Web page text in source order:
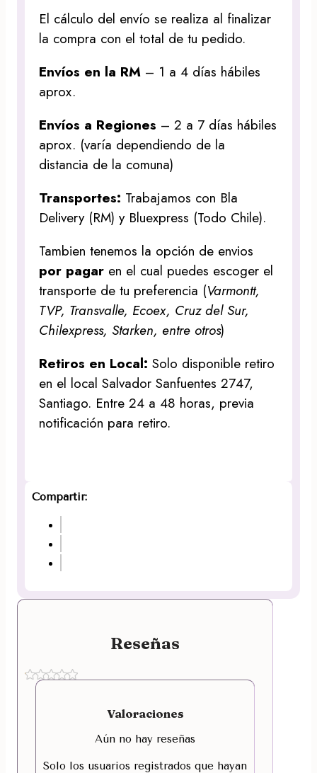
El cálculo del envío se realiza al finalizar
la compra con el total de tu pedido.
Envíos en la RM – 1 a 4 días hábiles
aprox.
Envíos a Regiones – 2 a 7 días hábiles
aprox. (varía dependiendo de la
distancia de la comuna)
Transportes: Trabajamos con Bla
Delivery (RM) y Bluexpress (Todo Chile).
Tambien tenemos la opción de envios
por pagar en el cual puedes escoger el
transporte de tu preferencia (Varmontt,
TVP, Transvalle, Ecoex, Cruz del Sur,
Chilexpress, Starken, entre otros)
Retiros en Local:Solo disponible retiro
en el local Salvador Sanfuentes 2747,
Santiago. Entre 24 a 48 horas, previa
notificación para retiro.
Compartir:
Reseñas
Valoraciones
Aún no hay reseñas
Solo los usuarios registrados que hayan